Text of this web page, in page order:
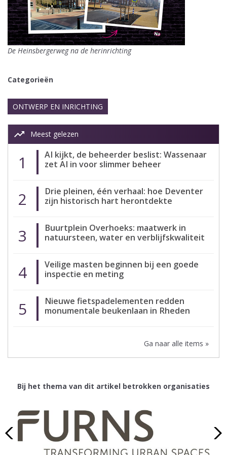
De Heinsbergerweg na de herinrichting
Categorieën
ONTWERP EN INRICHTING
trending_up Meest gelezen
1
AI kijkt, de beheerder beslist: Wassenaar
zet AI in voor slimmer beheer
2
Drie pleinen, één verhaal: hoe Deventer
zijn historisch hart herontdekte
3
Buurtplein Overhoeks: maatwerk in
natuursteen, water en verblijfskwaliteit
4
Veilige masten beginnen bij een goede
inspectie en meting
5
Nieuwe fietspadelementen redden
monumentale beukenlaan in Rheden
Ga naar alle items »
Bij het thema van dit artikel betrokken organisaties